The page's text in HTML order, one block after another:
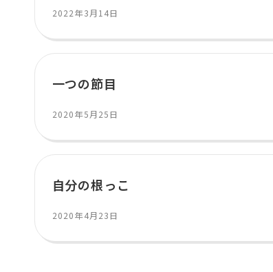
2022年3月14日
一つの節目
2020年5月25日
自分の根っこ
2020年4月23日